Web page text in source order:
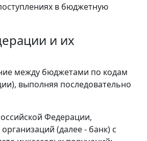
в бюджетную
и их
между бюджетами по кодам
выполняя последовательно
Федерации,
(далее - банк) с